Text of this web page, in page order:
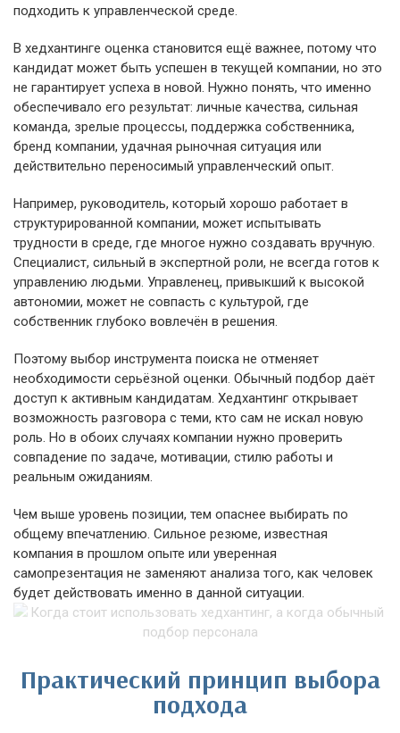
подходить к управленческой среде.
В хедхантинге оценка становится ещё важнее, потому что
кандидат может быть успешен в текущей компании, но это
не гарантирует успеха в новой. Нужно понять, что именно
обеспечивало его результат: личные качества, сильная
команда, зрелые процессы, поддержка собственника,
бренд компании, удачная рыночная ситуация или
действительно переносимый управленческий опыт.
Например, руководитель, который хорошо работает в
структурированной компании, может испытывать
трудности в среде, где многое нужно создавать вручную.
Специалист, сильный в экспертной роли, не всегда готов к
управлению людьми. Управленец, привыкший к высокой
автономии, может не совпасть с культурой, где
собственник глубоко вовлечён в решения.
Поэтому выбор инструмента поиска не отменяет
необходимости серьёзной оценки. Обычный подбор даёт
доступ к активным кандидатам. Хедхантинг открывает
возможность разговора с теми, кто сам не искал новую
роль. Но в обоих случаях компании нужно проверить
совпадение по задаче, мотивации, стилю работы и
реальным ожиданиям.
Чем выше уровень позиции, тем опаснее выбирать по
общему впечатлению. Сильное резюме, известная
компания в прошлом опыте или уверенная
самопрезентация не заменяют анализа того, как человек
будет действовать именно в данной ситуации.
Практический принцип выбора
подхода